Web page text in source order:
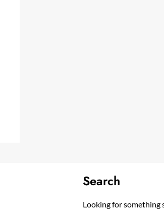
Search
Looking for something